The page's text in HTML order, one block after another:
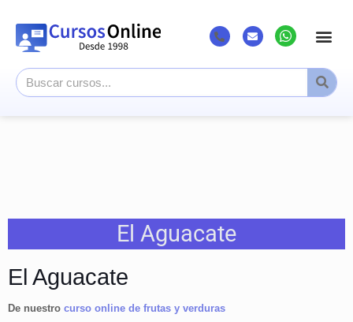
El Aguacate
El Aguacate
De nuestro curso online de frutas y verduras